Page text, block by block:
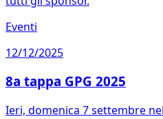
Eventi
12/12/2025
8a tappa GPG 2025
Ieri, domenica 7 settembre